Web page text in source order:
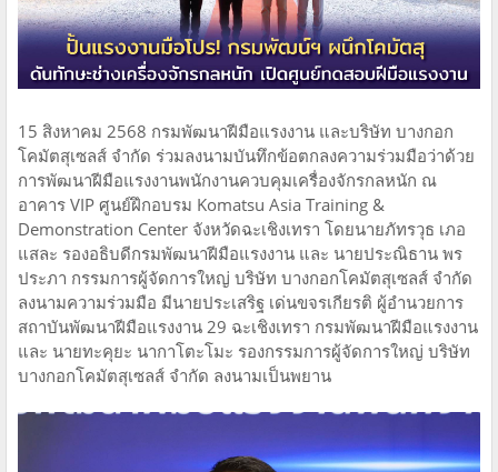
15 สิงหาคม 2568 กรมพัฒนาฝีมือแรงงาน และบริษัท บางกอก
โคมัตสุเซลส์ จำกัด ร่วมลงนามบันทึกข้อตกลงความร่วมมือว่าด้วย
การพัฒนาฝีมือแรงงานพนักงานควบคุมเครื่องจักรกลหนัก ณ
อาคาร VIP ศูนย์ฝึกอบรม Komatsu Asia Training &
Demonstration Center จังหวัดฉะเชิงเทรา โดยนายภัทรวุธ เภอ
แสละ รองอธิบดีกรมพัฒนาฝีมือแรงงาน และ นายประณิธาน พร
ประภา กรรมการผู้จัดการใหญ่ บริษัท บางกอกโคมัตสุเซลส์ จำกัด
ลงนามความร่วมมือ มีนายประเสริฐ เด่นขจรเกียรติ ผู้อำนวยการ
สถาบันพัฒนาฝีมือแรงงาน 29 ฉะเชิงเทรา กรมพัฒนาฝีมือแรงงาน
และ นายทะคุยะ นากาโตะโมะ รองกรรมการผู้จัดการใหญ่ บริษัท
บางกอกโคมัตสุเซลส์ จำกัด ลงนามเป็นพยาน